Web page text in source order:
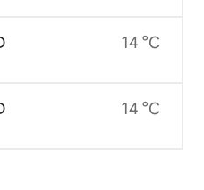
14 °C
14 °C